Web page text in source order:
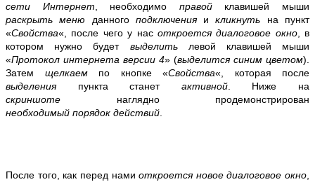
сети Интернет, необходимо правой клавишей мыши
раскрыть меню данного подключения икликнуть на пункт
«Свойства«, после чего у нас откроется диалоговое окно, в
котором нужно будет выделить левой клавишей мыши
«Протокол интернета версии 4» (выделится синим цветом).
Затем щелкаем по кнопке «Свойства«, которая после
выделения пункта станет активной. Ниже на
скриншоте наглядно продемонстрирован
необходимый порядок действий.
После того, как перед намиоткроется новое диалоговое окно,